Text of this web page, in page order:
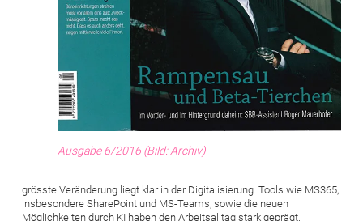
Ausgabe 6/2016 (Bild: Archiv)
grösste Veränderung liegt klar in der Digitalisierung. Tools wie MS365,
insbesondere SharePoint und MS-Teams, sowie die neuen
Möglichkeiten durch KI haben den Arbeitsalltag stark geprägt.